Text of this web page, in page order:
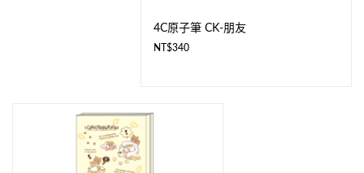
4C原子筆 CK-朋友
NT$340